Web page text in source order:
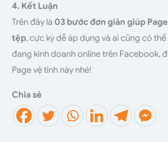
4. Kết Luận
Trên đây là 03 bước đơn giản giúp
tệp, cực kỳ dễ áp dụng và ai cũng có
đang kinh doanh online trên Facebook,
Page vệ tinh này nhé!
Chia sẻ